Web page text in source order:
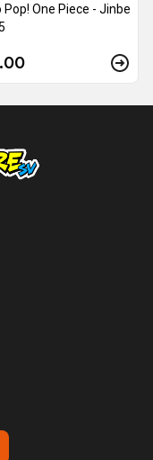
Pop! One Piece - Jinbe